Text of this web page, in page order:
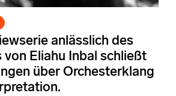
anlässlich des
Eliahu Inbal schließt
über Orchesterklang